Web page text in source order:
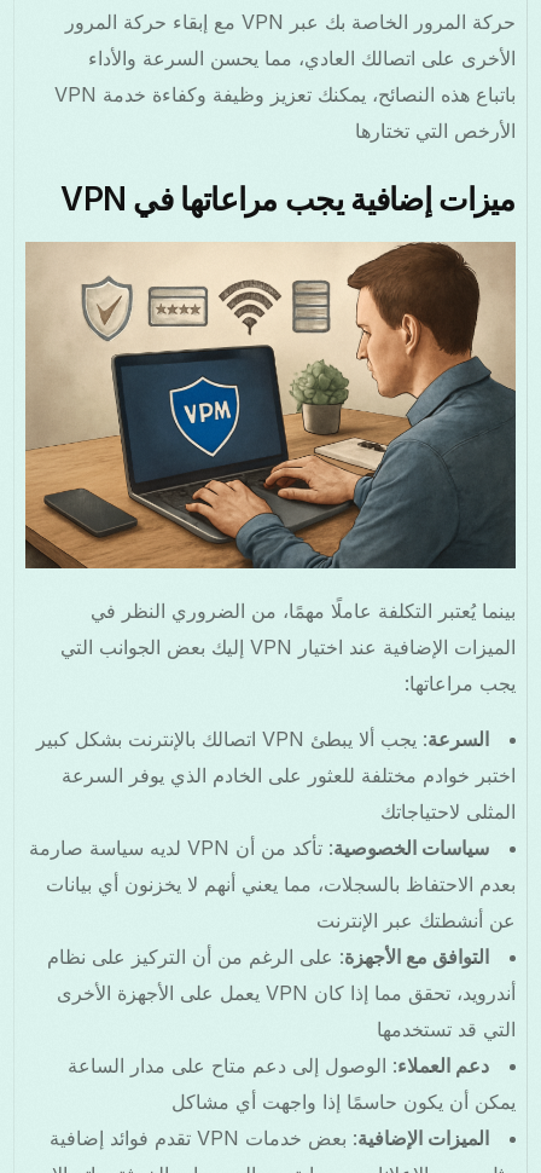
حركة المرور الخاصة بك عبر VPN مع إبقاء حركة المرور
الأخرى على اتصالك العادي، مما يحسن السرعة والأداء
باتباع هذه النصائح، يمكنك تعزيز وظيفة وكفاءة خدمة VPN
الأرخص التي تختارها
ميزات إضافية يجب مراعاتها في VPN
بينما يُعتبر التكلفة عاملًا مهمًا، من الضروري النظر في
الميزات الإضافية عند اختيار VPN إليك بعض الجوانب التي
يجب مراعاتها:
السرعة
: يجب ألا يبطئ VPN اتصالك بالإنترنت بشكل كبير
اختبر خوادم مختلفة للعثور على الخادم الذي يوفر السرعة
المثلى لاحتياجاتك
سياسات الخصوصية
: تأكد من أن VPN لديه سياسة صارمة
بعدم الاحتفاظ بالسجلات، مما يعني أنهم لا يخزنون أي بيانات
عن أنشطتك عبر الإنترنت
التوافق مع الأجهزة: على الرغم من أن التركيز على نظام
أندرويد، تحقق مما إذا كان VPN يعمل على الأجهزة الأخرى
التي قد تستخدمها
دعم العملاء: الوصول إلى دعم متاح على مدار الساعة
يمكن أن يكون حاسمًا إذا واجهت أي مشاكل
الميزات الإضافية
: بعض خدمات VPN تقدم فوائد إضافية